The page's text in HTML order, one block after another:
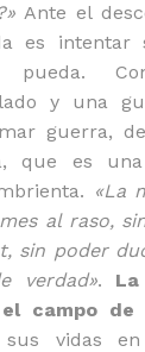
Ante el
es intentar
y una
guerra,
que es una
«La
al raso,
sin poder
verdad».
campo de
sus vidas